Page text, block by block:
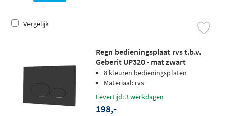
Vergelijk
Regn bedieningsplaat rvs t.b.v.
Geberit UP320 - mat zwart
8 kleuren bedieningsplaten
Materiaal: rvs
Levertijd: 3 werkdagen
198,-